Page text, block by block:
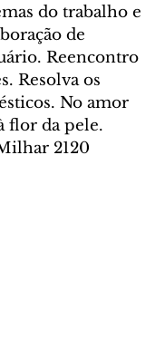
do trabalho e
de
Reencontro
Resolva os
No amor
flor da pele.
2120